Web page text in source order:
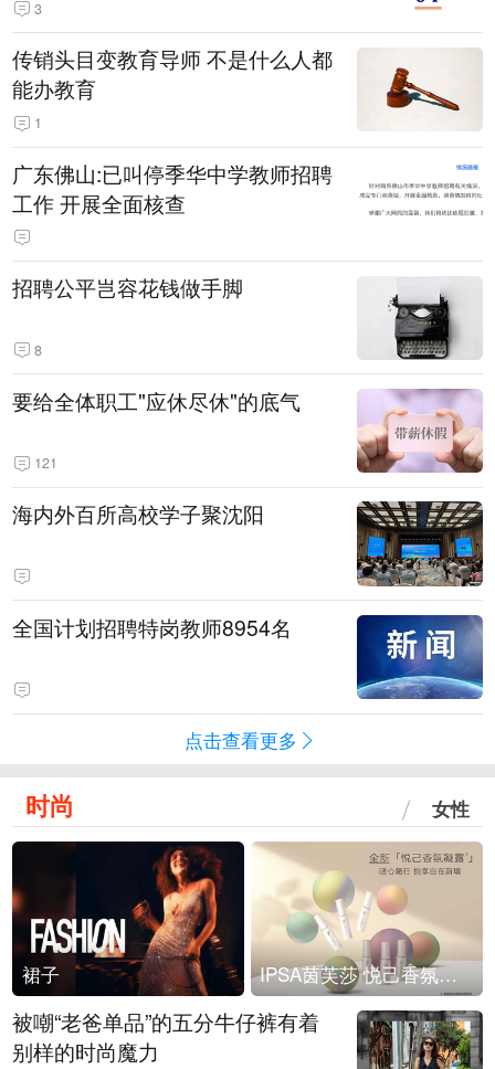
3
传销头目变教育导师 不是什么人都
能办教育
1
广东佛山:已叫停季华中学教师招聘
工作 开展全面核查
招聘公平岂容花钱做手脚
8
要给全体职工"应休尽休"的底气
121
海内外百所高校学子聚沈阳
全国计划招聘特岗教师8954名
点击查看更多
时尚 女性
裙子 IPSA茵芙莎 悦己香氛凝露上市
被嘲“老爸单品”的五分牛仔裤有着
别样的时尚魔力